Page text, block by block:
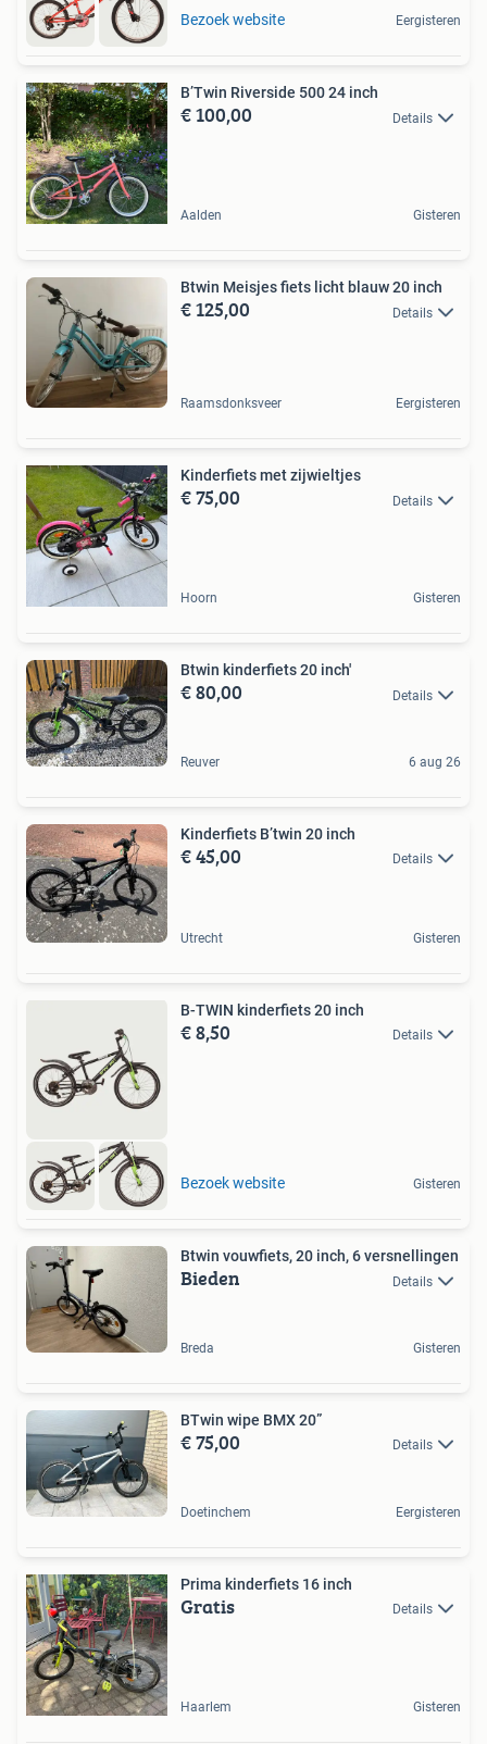
Bezoek website Eergisteren
B’Twin Riverside 500 24 inch
€ 100,00 Details
Aalden Gisteren
Btwin Meisjes fiets licht blauw 20 inch
€ 125,00 Details
Raamsdonksveer Eergisteren
Kinderfiets met zijwieltjes
€ 75,00 Details
Hoorn Gisteren
Btwin kinderfiets 20 inch'
€ 80,00 Details
Reuver 6 aug 26
Kinderfiets B’twin 20 inch
€ 45,00 Details
Utrecht Gisteren
B-TWIN kinderfiets 20 inch
€ 8,50 Details
Bezoek website Gisteren
Btwin vouwfiets, 20 inch, 6 versnellingen
Bieden Details
Breda Gisteren
BTwin wipe BMX 20”
€ 75,00 Details
Doetinchem Eergisteren
Prima kinderfiets 16 inch
Gratis Details
Haarlem Gisteren